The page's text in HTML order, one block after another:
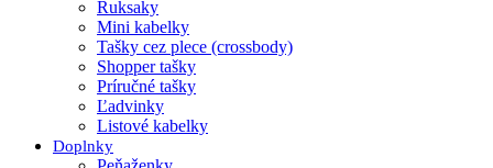
Ruksaky
Mini kabelky
Tašky cez plece (crossbody)
Shopper tašky
Príručné tašky
Ľadvinky
Listové kabelky
Doplnky